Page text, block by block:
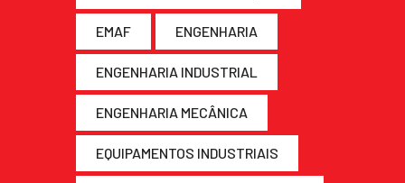
EMAF ENGENHARIA
ENGENHARIA INDUSTRIAL
ENGENHARIA MECÂNICA
EQUIPAMENTOS INDUSTRIAIS